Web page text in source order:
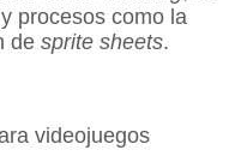
procesos como la
de sprite sheets.
videojuegos